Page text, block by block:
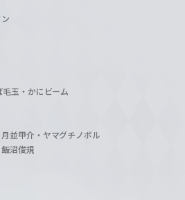
玉・かにビーム
並甲介・ヤマグチノボル
沼俊規